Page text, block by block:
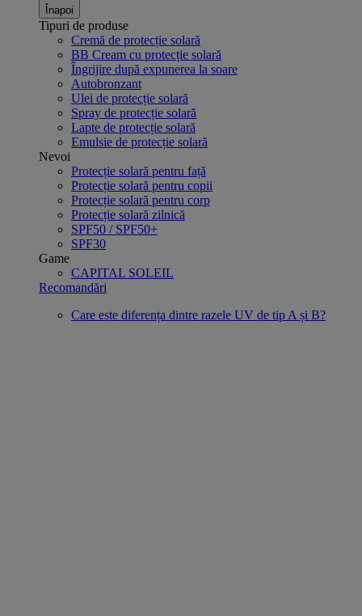
Înapoi
Tipuri de produse
Cremă de protecție solară
BB Cream cu protecție solară
Îngrijire după expunerea la soare
Autobronzant
Ulei de protecție solară
Spray de protecție solară
Lapte de protecție solară
Emulsie de protecție solară
Nevoi
Protecție solară pentru față
Protecție solară pentru copii
Protecție solară pentru corp
Protecție solară zilnică
SPF50 / SPF50+
SPF30
Game
CAPITAL SOLEIL
Recomandări
Care este diferența dintre razele UV de tip A și B?